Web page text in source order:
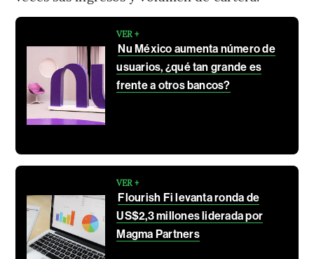
VER +
Nu México aumenta número de
usuarios, ¿qué tan grande es
frente a otros bancos?
VER +
Flourish Fi levanta ronda de
US$2,3 millones liderada por
Magma Partners